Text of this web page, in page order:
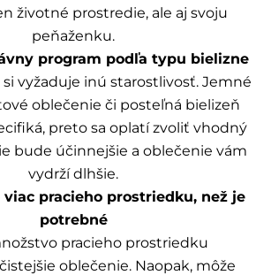
životné prostredie, ale aj svoju
peňaženku.
program podľa typu bielizne
vyžaduje inú starostlivosť. Jemné
oblečenie či posteľná bielizeň
preto sa oplatí zvoliť vhodný
bude účinnejšie a oblečenie vám
vydrží dlhšie.
pracieho prostriedku, než je
potrebné
pracieho prostriedku
oblečenie. Naopak, môže